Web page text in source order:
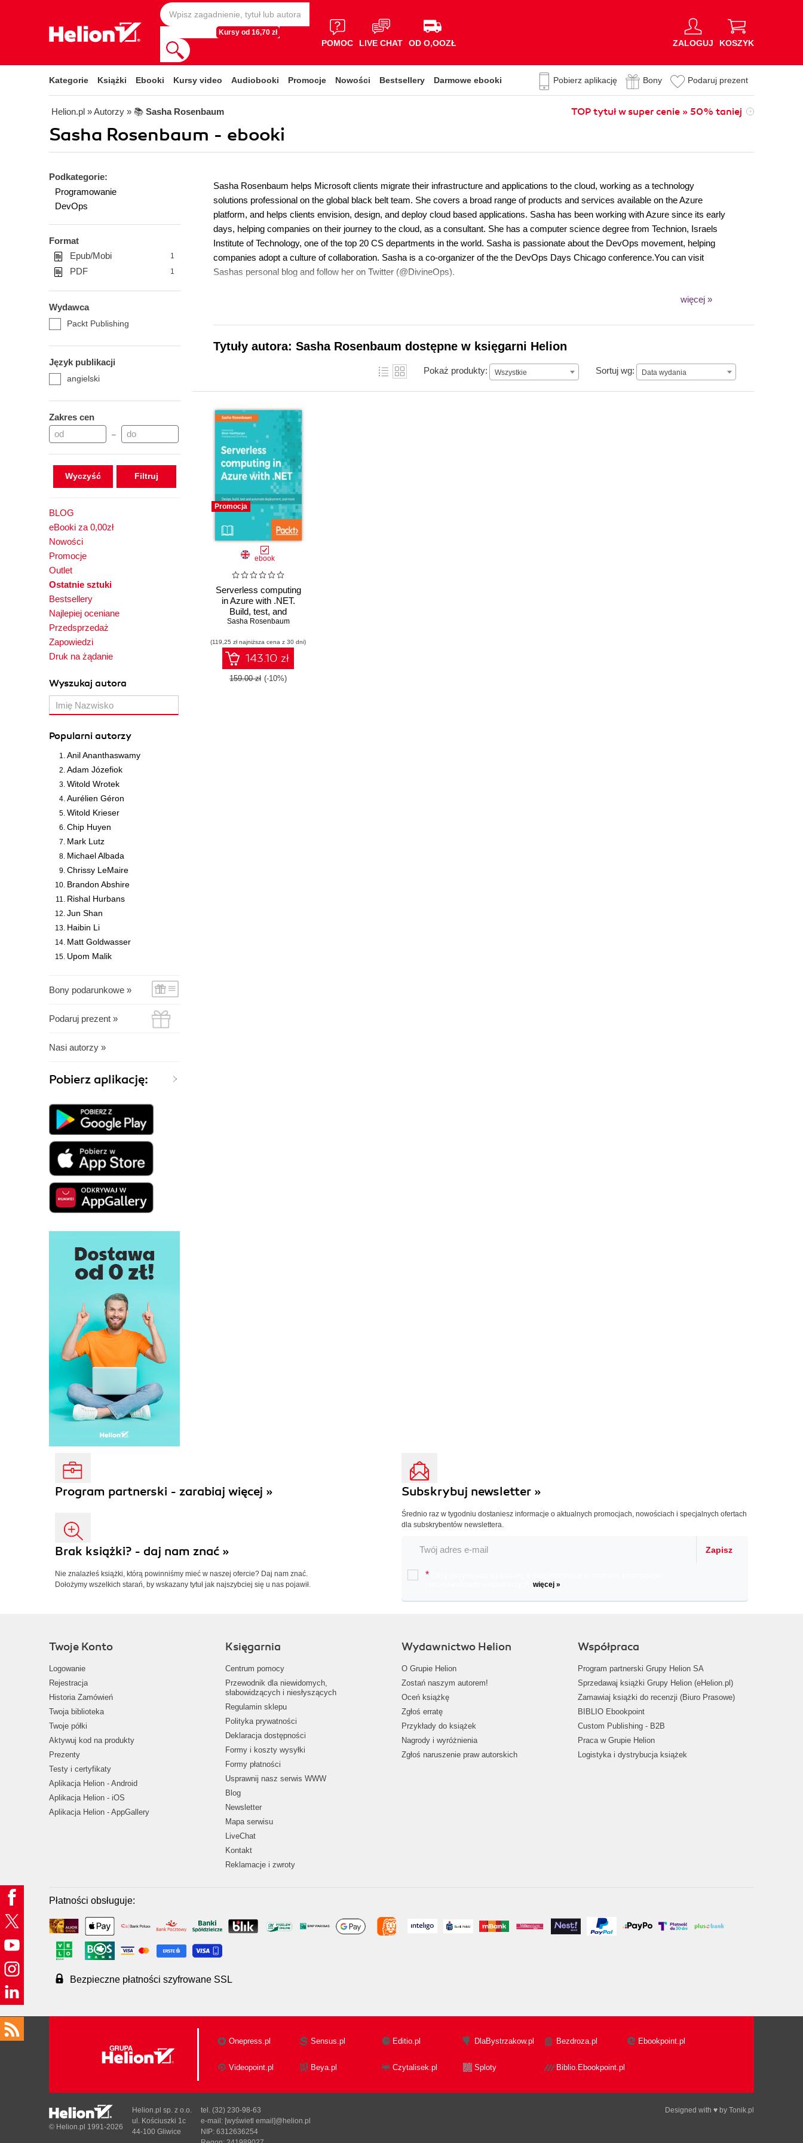
Kursy od 16,70 zł
POMOC LIVE CHAT OD O,OOZŁ ZALOGUJ KOSZYK
Kategorie Książki Ebooki Kursy video Audiobooki Promocje Nowości Bestsellery Darmowe ebooki Pobierz aplikację Bony Podaruj prezent
Helion.pl » Autorzy » 📚 Sasha Rosenbaum TOP tytuł w super cenie » 50% taniej
Sasha Rosenbaum - ebooki
Podkategorie:
Programowanie
DevOps
Format
Epub/Mobi
1
PDF 1
Wydawca
Packt Publishing
Język publikacji
angielski
Zakres cen
–
Wyczyść
BLOG
eBooki za 0,00zł
Nowości
Promocje
Outlet
Ostatnie sztuki
Bestsellery
Najlepiej oceniane
Przedsprzedaż
Zapowiedzi
Druk na żądanie
Wyszukaj autora
Popularni autorzy
Anil Ananthaswamy
Adam Józefiok
Witold Wrotek
Aurélien Géron
Witold Krieser
Chip Huyen
Mark Lutz
Michael Albada
Chrissy LeMaire
Brandon Abshire
Rishal Hurbans
Jun Shan
Haibin Li
Matt Goldwasser
Upom Malik
Bony podarunkowe »
Podaruj prezent »
Nasi autorzy »
Pobierz aplikację:
Sasha Rosenbaum helps Microsoft clients migrate their infrastructure and applications to the cloud, working as a technology
solutions professional on the global black belt team. She covers a broad range of products and services available on the Azure
platform, and helps clients envision, design, and deploy cloud based applications. Sasha has been working with Azure since its early
days, helping companies on their journey to the cloud, as a consultant. She has a computer science degree from Technion, Israels
Institute of Technology, one of the top 20 CS departments in the world. Sasha is passionate about the DevOps movement, helping
companies adopt a culture of collaboration. Sasha is a co-organizer of the the DevOps Days Chicago conference.You can visit
Sashas personal blog and follow her on Twitter (@DivineOps).
więcej »
Tytuły autora: Sasha Rosenbaum dostępne w księgarni Helion
Pokaż produkty: Wszystkie Sortuj wg: Data wydania
Data wydania
Promocja
ebook
Serverless computing
in Azure with .NET.
Build, test, and
automate deployment
Sasha Rosenbaum
(119,25 zł najniższa cena z 30 dni)
143.10 zł
159.00 zł (-10%)
Program partnerski - zarabiaj więcej »
Brak książki? - daj nam znać »
Nie znalazłeś książki, którą powinniśmy mieć w naszej ofercie? Daj nam znać.
Dołożymy wszelkich starań, by wskazany tytuł jak najszybciej się u nas pojawił.
Subskrybuj newsletter »
Średnio raz w tygodniu dostaniesz informacje o aktualnych promocjach, nowościach i specjalnych ofertach
dla subskrybentów newslettera.
Zapisz
*
więcej »
Twoje Konto
Logowanie
Rejestracja
Historia Zamówień
Twoja biblioteka
Twoje półki
Aktywuj kod na produkty
Prezenty
Testy i certyfikaty
Aplikacja Helion - Android
Aplikacja Helion - iOS
Aplikacja Helion - AppGallery
Księgarnia
Centrum pomocy
Przewodnik dla niewidomych,
słabowidzących i niesłyszących
Regulamin sklepu
Polityka prywatności
Deklaracja dostępności
Formy i koszty wysyłki
Formy płatności
Usprawnij nasz serwis WWW
Blog
Newsletter
Mapa serwisu
LiveChat
Kontakt
Reklamacje i zwroty
Wydawnictwo Helion
O Grupie Helion
Zostań naszym autorem!
Oceń książkę
Zgłoś erratę
Przykłady do książek
Nagrody i wyróżnienia
Zgłoś naruszenie praw autorskich
Współpraca
Program partnerski Grupy Helion SA
Sprzedawaj książki Grupy Helion (eHelion.pl)
Zamawiaj książki do recenzji (Biuro Prasowe)
BIBLIO Ebookpoint
Custom Publishing - B2B
Praca w Grupie Helion
Logistyka i dystrybucja książek
Płatności obsługuje:
Bezpieczne płatności szyfrowane SSL
Onepress.pl Sensus.pl Editio.pl DlaBystrzakow.pl Bezdroza.pl Ebookpoint.pl
Videopoint.pl Beya.pl Czytalisek.pl Sploty Biblio.Ebookpoint.pl
Designed with ♥ by Tonik.pl
© Helion.pl 1991-2026
Helion.pl sp. z o.o.
ul. Kościuszki 1c
44-100 Gliwice
tel. (32) 230-98-63
e-mail: [wyświetl email]@helion.pl
NIP: 6312636254